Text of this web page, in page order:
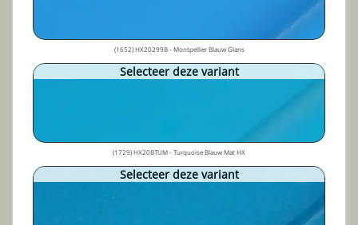
(1652) HX20299B - Montpellier Blauw Glans
Selecteer deze variant
(1729) HX20BTUM - Turquoise Blauw Mat HX
Selecteer deze variant